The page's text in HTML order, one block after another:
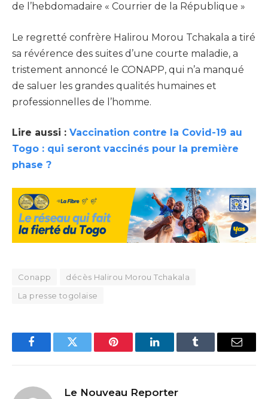
de l’hebdomadaire « Courrier de la République »
Le regretté confrère Halirou Morou Tchakala a tiré
sa révérence des suites d’une courte maladie, a
tristement annoncé le CONAPP, qui n’a manqué
de saluer les grandes qualités humaines et
professionnelles de l’homme.
Lire aussi : Vaccination contre la Covid-19 au
Togo : qui seront vaccinés pour la première
phase ?
Conapp
décès Halirou Morou Tchakala
La presse togolaise
FacebookTwitter Pinterest LinkedInTumblr Email
Le Nouveau Reporter